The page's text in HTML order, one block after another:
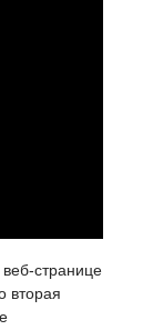
странице
вторая